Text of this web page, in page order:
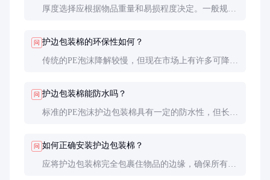
厚度选择应根据物品重量和易损程度决定。一般规则
问 护边包装棉的环保性如何？
传统的PE泡沫降解较慢，但现在市场上有许多可降解
问 护边包装棉能防水吗？
标准的PE泡沫护边包装棉具有一定的防水性，但长时
问 如何正确安装护边包装棉？
应将护边包装棉完全包裹住物品的边缘，确保所有易